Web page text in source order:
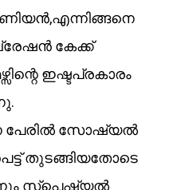
കേക്ക്
ഇഷ്ടപ്രകാരം
പേരിൽ സോഷ്യൽ
തുടങ്ങിയതോടെ
സ്പെഷ്യൽ